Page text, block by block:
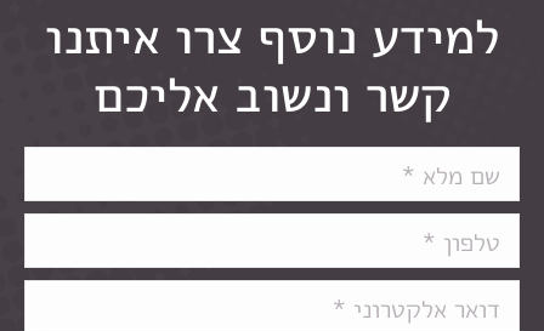
למידע נוסף צרו איתנו
קשר ונשוב אליכם